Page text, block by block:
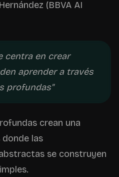
(BBVA AI
centra en crear
aprender a través
profundas"
crean una
las
se construyen